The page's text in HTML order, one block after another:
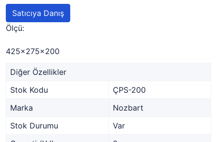
Satıcıya Danış
Ölçü:
425x275x200
Diğer Özellikler
Stok Kodu
ÇPS-200
Marka
Nozbart
Stok Durumu
Var